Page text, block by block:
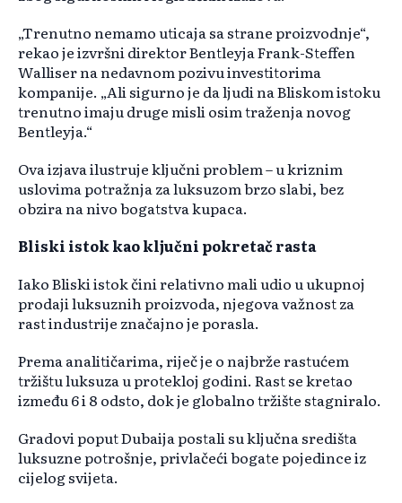
„Trenutno nemamo uticaja sa strane proizvodnje“,
rekao je izvršni direktor Bentleyja Frank-Steffen
Walliser na nedavnom pozivu investitorima
kompanije. „Ali sigurno je da ljudi na Bliskom istoku
trenutno imaju druge misli osim traženja novog
Bentleyja.“
Ova izjava ilustruje ključni problem – u kriznim
uslovima potražnja za luksuzom brzo slabi, bez
obzira na nivo bogatstva kupaca.
Bliski istok kao ključni pokretač rasta
Iako Bliski istok čini relativno mali udio u ukupnoj
prodaji luksuznih proizvoda, njegova važnost za
rast industrije značajno je porasla.
Prema analitičarima, riječ je o najbrže rastućem
tržištu luksuza u protekloj godini. Rast se kretao
između 6 i 8 odsto, dok je globalno tržište stagniralo.
Gradovi poput Dubaija postali su ključna središta
luksuzne potrošnje, privlačeći bogate pojedince iz
cijelog svijeta.